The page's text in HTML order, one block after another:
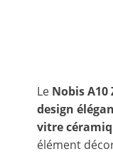
Le Nobis
design
vitre
élément